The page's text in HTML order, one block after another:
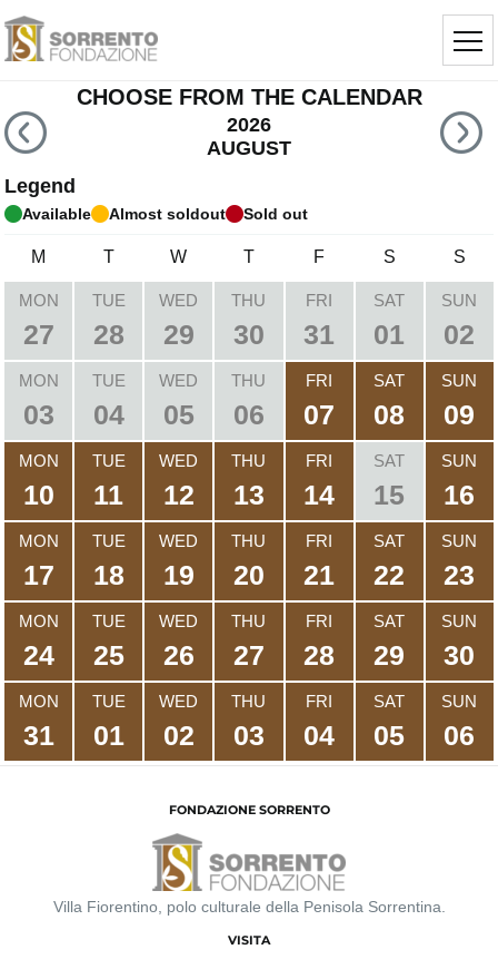
CHOOSE FROM THE CALENDAR
2026
AUGUST
Legend
Available Almost soldout Sold out
M T W T F S S
MON
27
TUE
28
WED
29
THU
30
FRI
31
SAT
01
SUN
02
MON
03
TUE
04
WED
05
THU
06
FRI
07
SAT
08
SUN
09
MON
10
TUE
11
WED
12
THU
13
FRI
14
SAT
15
SUN
16
MON
17
TUE
18
WED
19
THU
20
FRI
21
SAT
22
SUN
23
MON
24
TUE
25
WED
26
THU
27
FRI
28
SAT
29
SUN
30
MON
31
TUE
01
WED
02
THU
03
FRI
04
SAT
05
SUN
06
FONDAZIONE SORRENTO
Villa Fiorentino, polo culturale della Penisola Sorrentina.
VISITA